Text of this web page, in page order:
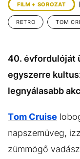
FILM + SOROZAT
RETRO TOM
40. évfordulóját
egyszerre
legnyálasabb
Tom Cruise
napszemüveg,
zümmögő